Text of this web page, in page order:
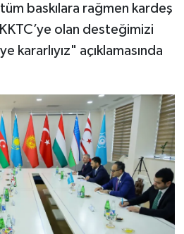
baskılara rağmen kardeş
olan desteğimizi
kararlıyız" açıklamasında